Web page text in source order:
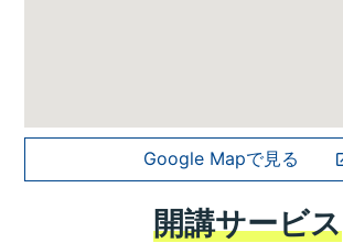
Google Mapで見る
開講サービス